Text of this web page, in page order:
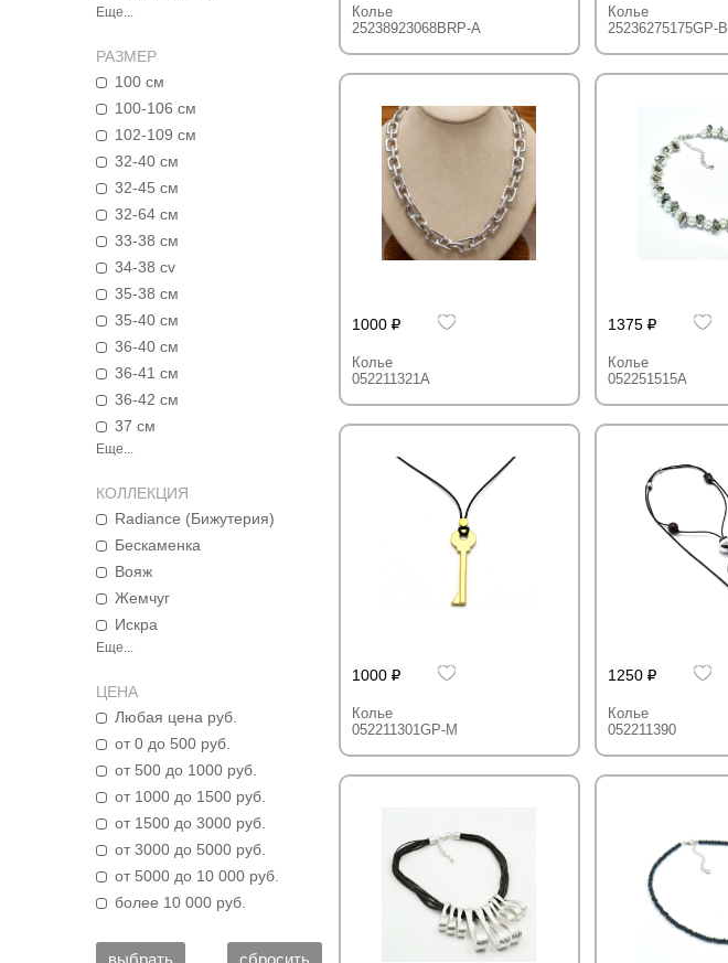
Еще...
РАЗМЕР
100 см
100-106 см
102-109 см
32-40 см
32-45 см
32-64 см
33-38 см
34-38 cv
35-38 см
35-40 см
36-40 см
36-41 см
36-42 см
37 см
Еще...
КОЛЛЕКЦИЯ
Radiance (Бижутерия)
Бескаменка
Вояж
Жемчуг
Искра
Еще...
ЦЕНА
Любая цена руб.
от 0 до 500 руб.
от 500 до 1000 руб.
от 1000 до 1500 руб.
от 1500 до 3000 руб.
от 3000 до 5000 руб.
от 5000 до 10 000 руб.
более 10 000 руб.
Колье
25238923068BRP-A
Колье
25236275175GP-B
1000
Колье
052211321A
1375
Колье
052251515A
1000
Колье
052211301GP-M
1250
Колье
052211390